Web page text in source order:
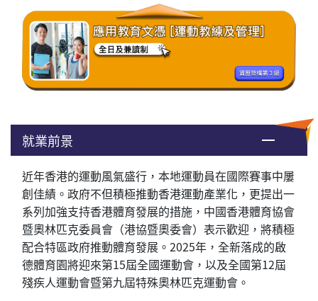
就業前景
近年香港的運動風氣盛行，本地運動員在國際賽事中屢
創佳績。政府不但積極推動香港運動產業化，更提出一
系列加強支持香港體育發展的措施，中國香港體育協會
暨奧林匹克委員會（港協暨奧委會）表示歡迎，將積極
配合特區政府推動體育發展。2025年，全新落成的啟
德體育園將迎來第15屆全國運動會，以及全國第12屆
殘疾人運動會暨第九屆特殊奧林匹克運動會。